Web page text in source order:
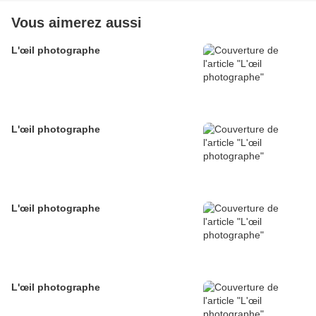
Vous aimerez aussi
L'œil photographe
L'œil photographe
L'œil photographe
L'œil photographe